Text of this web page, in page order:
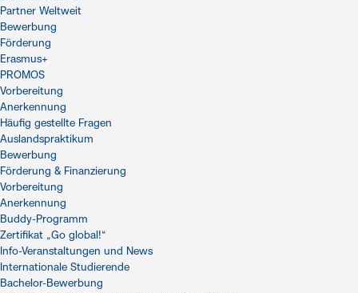
Partner Weltweit
Bewerbung
Förderung
Erasmus+
PROMOS
Vorbereitung
Anerkennung
Häufig gestellte Fragen
Auslandspraktikum
Bewerbung
Förderung & Finanzierung
Vorbereitung
Anerkennung
Buddy-Programm
Zertifikat „Go global!“
Info-Veranstaltungen und News
Internationale Studierende
Bachelor-Bewerbung